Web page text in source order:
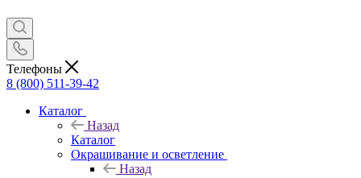
Телефоны
8 (800) 511-39-42
Каталог
Назад
Каталог
Окрашивание и осветление
Назад